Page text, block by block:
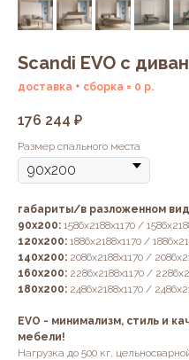
Scandi EVO с
доставка + сборка = 0 р.
176 244 ₽
Размер спального места
габариты/в разложенном
90х200: 1586х2188х1170 /
120х200: 1886х2188х1170 /
140х200: 2086х2188х1170 /
160х200: 2286х2188х1170 /
180х200: 2486х2188х1170 /
EVO - минимализм, стиль и
мебели!
Нагрузка до 500 кг,